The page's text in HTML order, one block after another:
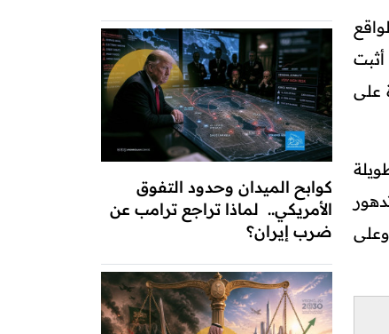
على
كوابح الميدان وحدود التفوق
الأمريكي.. لماذا تراجع ترامب عن
ضرب إيران؟